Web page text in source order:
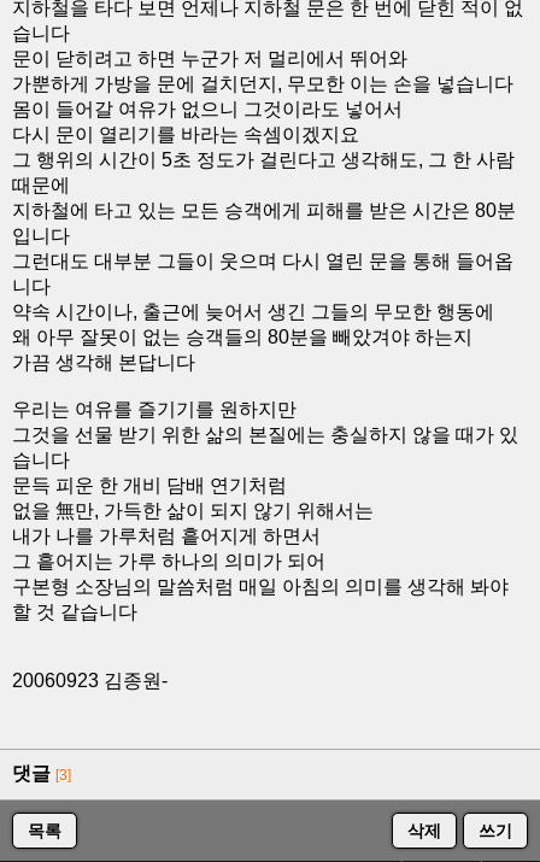
지하철을 타다 보면 언제나 지하철 문은 한 번에 닫힌 적이 없
습니다
문이 닫히려고 하면 누군가 저 멀리에서 뛰어와
가뿐하게 가방을 문에 걸치던지, 무모한 이는 손을 넣습니다
몸이 들어갈 여유가 없으니 그것이라도 넣어서
다시 문이 열리기를 바라는 속셈이겠지요
그 행위의 시간이 5초 정도가 걸린다고 생각해도, 그 한 사람
때문에
지하철에 타고 있는 모든 승객에게 피해를 받은 시간은 80분
입니다
그런대도 대부분 그들이 웃으며 다시 열린 문을 통해 들어옵
니다
약속 시간이나, 출근에 늦어서 생긴 그들의 무모한 행동에
왜 아무 잘못이 없는 승객들의 80분을 빼았겨야 하는지
가끔 생각해 본답니다
우리는 여유를 즐기기를 원하지만
그것을 선물 받기 위한 삶의 본질에는 충실하지 않을 때가 있
습니다
문득 피운 한 개비 담배 연기처럼
없을 無만, 가득한 삶이 되지 않기 위해서는
내가 나를 가루처럼 흩어지게 하면서
그 흩어지는 가루 하나의 의미가 되어
구본형 소장님의 말씀처럼 매일 아침의 의미를 생각해 봐야
할 것 같습니다
20060923 김종원-
댓글 [3]
목록 쓰기
삭제